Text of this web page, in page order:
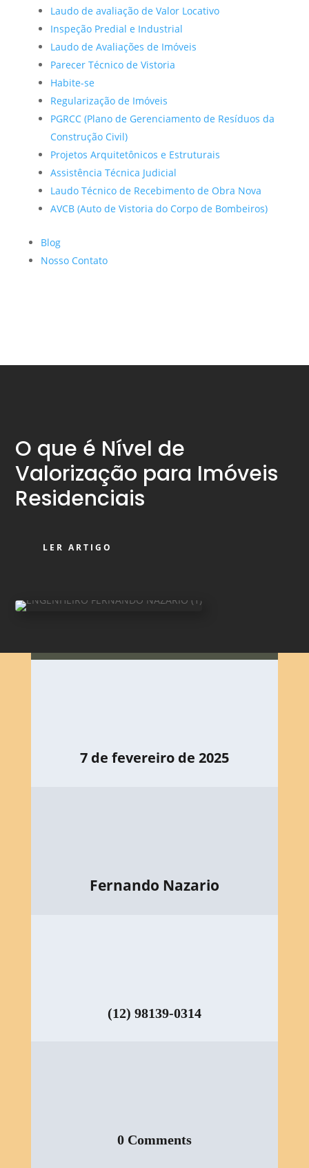
Laudo de avaliação de Valor Locativo
Inspeção Predial e Industrial
Laudo de Avaliações de Imóveis
Parecer Técnico de Vistoria
Habite-se
Regularização de Imóveis
PGRCC (Plano de Gerenciamento de Resíduos da
Construção Civil)
Projetos Arquitetônicos e Estruturais
Assistência Técnica Judicial
Laudo Técnico de Recebimento de Obra Nova
AVCB (Auto de Vistoria do Corpo de Bombeiros)
Blog
Nosso Contato
O que é Nível de
Valorização para Imóveis
Residenciais
LER ARTIGO
7 de fevereiro de 2025
Fernando Nazario
(12) 98139-0314
0 Comments